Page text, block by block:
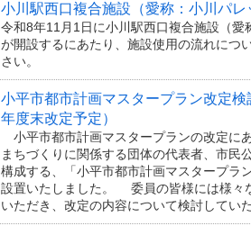
小川駅西口複合施設（愛称：小川パ
令和8年11月1日に小川駅西口複合施設（愛
が開設するにあたり、施設使用の流れにつ
さい。
小平市都市計画マスタープラン改定
年度末改定予定）
小平市都市計画マスタープランの改定に
まちづくりに関係する団体の代表者、市民
構成する、「小平市都市計画マスタープラ
設置いたしました。 委員の皆様には様々
いただき、改定の内容について検討してい